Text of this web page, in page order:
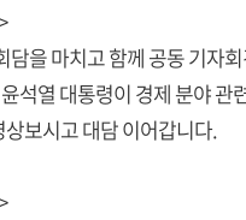
담을 마치고 함께 공동 기자
석열 대통령이 경제 분야 관
상보시고 대담 이어갑니다.